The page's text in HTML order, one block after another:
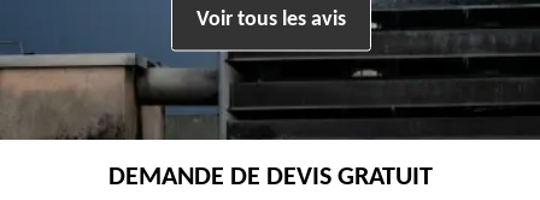
Voir tous les avis
DEMANDE DE DEVIS GRATUIT